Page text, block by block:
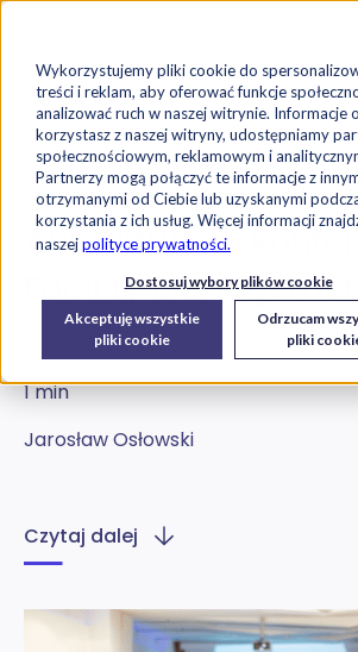
Wykorzystujemy pliki cookie do
treści i reklam, aby oferować funkcje
analizować ruch w naszej witrynie. Informacje
korzystasz z naszej witryny, udostępniamy
społecznościowym, reklamowym i
Partnerzy mogą połączyć te informacje z
otrzymanymi od Ciebie lub uzyskanymi
korzystania z ich usług. Więcej informacji
naszejpolityce prywatności.
Dostosuj wybory plików cookie
Akceptuję wszystkie
pliki cookie
Odrzucam
pliki
Exorigo-Upos Blog
Oprogramowanie
ARCHIBUS na
Facility
2012-08-30
1 min
Jarosław Osłowski
Czytaj dalej